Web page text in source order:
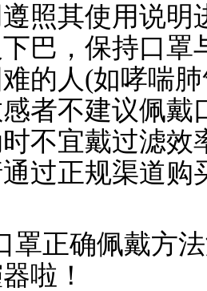
照其使用说
巴，保持口罩
的人(如哮喘
者不建议佩戴
不宜戴过滤效
过正规渠道购
罩正确佩戴方
啦！